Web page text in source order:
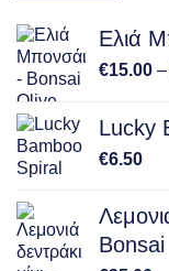
Ελιά
€15.00 –
Lucky
€6.50
Bonsai